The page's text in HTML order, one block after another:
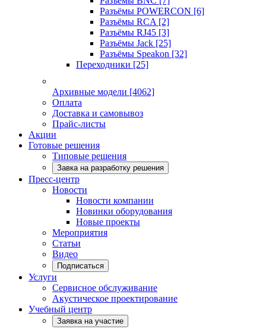
Разъёмы POWERCON [6]
Разъёмы RCA [2]
Разъёмы RJ45 [3]
Разъёмы Jack [25]
Разъёмы Speakon [32]
Переходники [25]
Архивные модели [4062]
Оплата
Доставка и самовывоз
Прайс-листы
Акции
Готовые решения
Типовые решения
Завка на разработку решения
Пресс-центр
Новости
Новости компании
Новинки оборудования
Новые проекты
Мероприятия
Статьи
Видео
Подписаться
Услуги
Сервисное обслуживание
Акустическое проектирование
Учебный центр
Заявка на участие